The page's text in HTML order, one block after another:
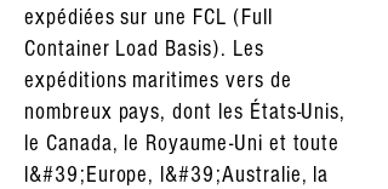
expédiées sur une FCL (Full
Container Load Basis). Les
expéditions maritimes vers de
nombreux pays, dont les États-Unis,
le Canada, le Royaume-Uni et toute
l&#39;Europe, l&#39;Australie, la